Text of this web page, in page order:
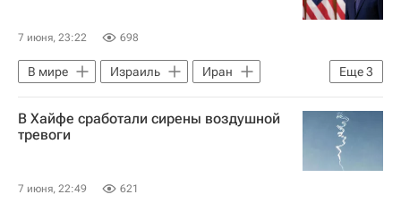
7 июня, 23:22 698
Еще3
В мире Израиль
Иран
Военная операция США и Израиля против Ирана
Дональд Трамп
США
В Хайфе сработали сирены воздушной
тревоги
7 июня, 22:49 621